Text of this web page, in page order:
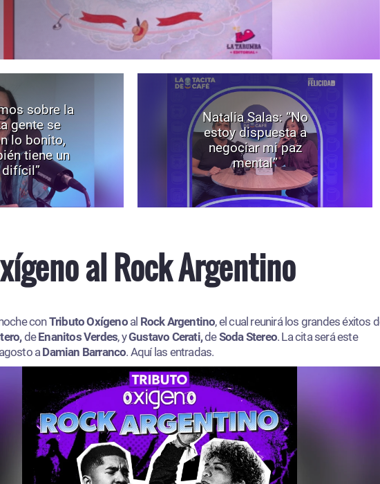
sobre la
gente se
lo bonito,
tiene un
Natalia Salas: “No
estoy dispuesta a
negociar mi paz
mental”
al Rock Argentino
con Tributo Oxígeno al Rock Argentino
, el cual reunirá los grandes éxitos de
deEnanitos Verdes, y Gustavo Cerati,deSoda Stereo . La cita será este
aDamian Barranco . Aquí las entradas.​